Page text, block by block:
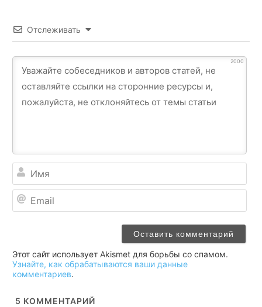
Отслеживать
2000
Этот сайт использует Akismet для борьбы со спамом.
Узнайте, как обрабатываются ваши данные
комментариев.
5 КОММЕНТАРИЙ